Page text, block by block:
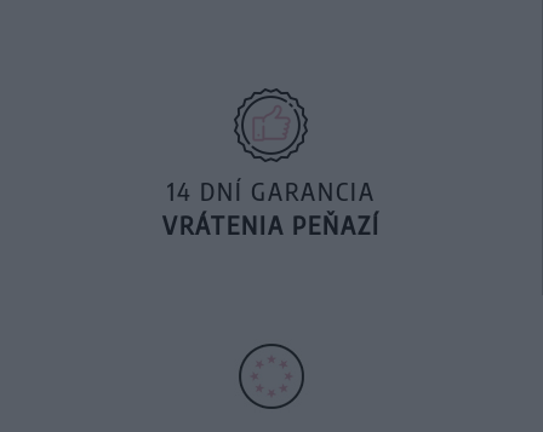
14 DNÍ GARANCIA
VRÁTENIA PEŇAZÍ